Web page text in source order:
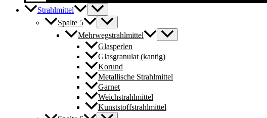
Strahlmittel
Spalte 5
Mehrwegstrahlmittel
Glasperlen
Glasgranulat (kantig)
Korund
Metallische Strahlmittel
Garnet
Weichstrahlmittel
Kunststoffstrahlmittel